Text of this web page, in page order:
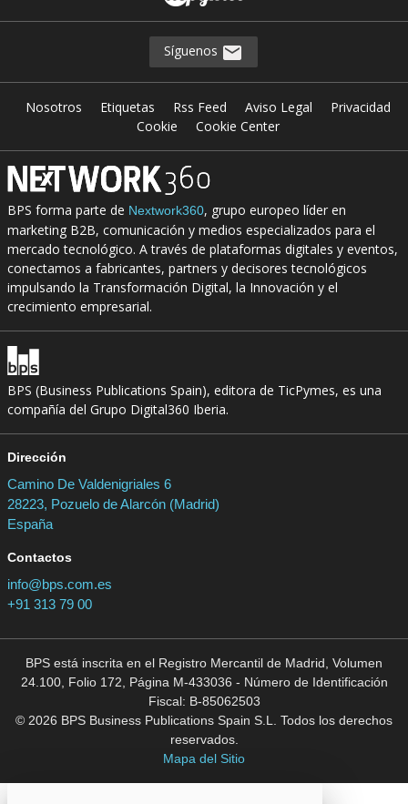
Síguenos
Nosotros Etiquetas Rss Feed Aviso Legal
Privacidad
Cookie
Cookie Center
BPS forma parte de Nextwork360, grupo europeo líder en
marketing B2B, comunicación y medios especializados para el
mercado tecnológico. A través de plataformas digitales y eventos,
conectamos a fabricantes, partners y decisores tecnológicos
impulsando la Transformación Digital, la Innovación y el
crecimiento empresarial.
BPS (Business Publications Spain), editora de TicPymes, es una
compañía del Grupo Digital360 Iberia.
Dirección
Camino De Valdenigriales 6
28223, Pozuelo de Alarcón (Madrid)
España
Contactos
info@bps.com.es
+91 313 79 00
BPS está inscrita en el Registro Mercantil de Madrid, Volumen
24.100, Folio 172, Página M-433036 - Número de Identificación
Fiscal: B-85062503
© 2026 BPS Business Publications Spain S.L. Todos los derechos
reservados.
Mapa del Sitio